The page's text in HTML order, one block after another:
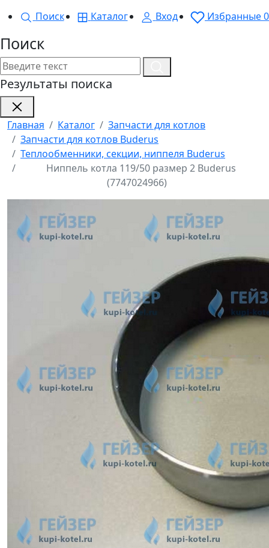
Поиск
Каталог Вход Избранные0
Поиск
Результаты поиска
Главная Каталог
Запчасти для котлов
Запчасти для котлов Buderus
Теплообменники, секции, ниппеля Buderus
Ниппель котла 119/50 размер 2 Buderus
(7747024966)